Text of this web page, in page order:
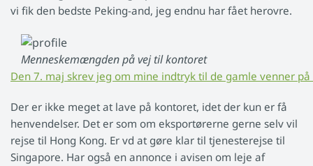
vi fik den bedste Peking-and, jeg endnu har fået herovre.
Menneskemængden på vej til kontoret
Den 7. maj skrev jeg om mine indtryk til de gamle venner
Der er ikke meget at lave på kontoret, idet der kun er få
henvendelser. Det er som om eksportørerne gerne selv vil
rejse til Hong Kong. Er vd at gøre klar til tjenesterejse til
Singapore. Har også en annonce i avisen om leje af